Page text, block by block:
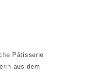
Pâtisserie
aus dem